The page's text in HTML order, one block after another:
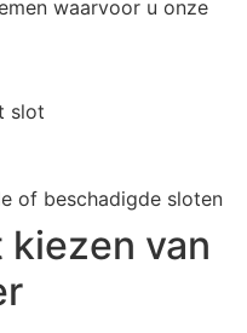
waarvoor u onze
slot
of beschadigde sloten
van